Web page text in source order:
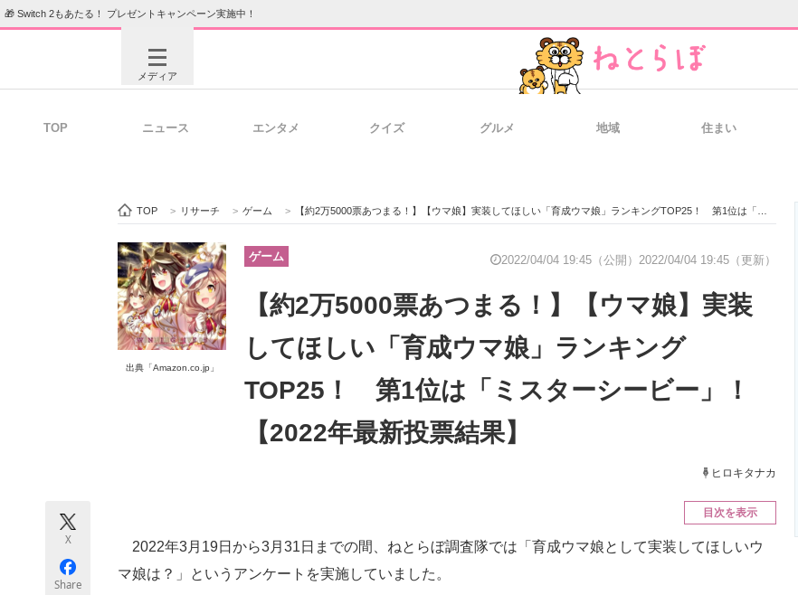
🎁 Switch 2もあたる！ プレゼントキャンペーン実施中！
メディア
ビジネスと働き方のヒント 経営リーダ
ITエンジニア向け専門サイト 企業向けIT製品の総合サイト 製造業のIT
モノづくり技術者専門サイト エレクトロニクス専門サイト エネルギー
TOP ニュース エンタメ クイズ グルメ 地域 住まい
TOP > リサーチ > ゲーム > 【約2万5000票あつまる！】【ウマ娘】実装してほしい「育成ウマ娘」ランキングTOP25！ 第1位は「ミスターシービー」！【2022年最新投票結果】
出典「Amazon.co.jp」
ゲーム 2022/04/04 19:45（公開） 2022/04/04 19:45（更新）
【約2万5000票あつまる！】【ウマ娘】実装
してほしい「育成ウマ娘」ランキング
TOP25！ 第1位は「ミスターシービー」！
【2022年最新投票結果】
ヒロキタナカ
X
Share
目次を表示
2022年3月19日から3月31日までの間、ねとらぼ調査隊では「育成ウマ娘として実装してほしいウ
マ娘は？」というアンケートを実施していました。